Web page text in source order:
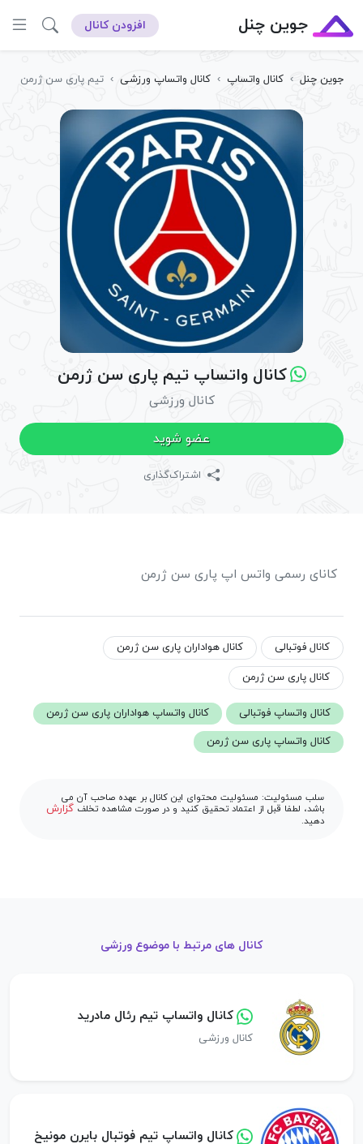
جوین چنل افزودن کانال
جوین چنل › کانال واتساپ › کانال واتساپ ورزشی › تیم پاری سن ژرمن
کانال واتساپ تیم پاری سن ژرمن
کانال ورزشی
عضو شوید
اشتراک‌گذاری
کانای رسمی واتس اپ پاری سن ژرمن
کانال فوتبالی کانال هواداران پاری سن ژرمن
کانال پاری سن ژرمن
کانال واتساپ فوتبالی
کانال واتساپ هواداران پاری سن ژرمن
کانال واتساپ پاری سن ژرمن
سلب مسئولیت: مسئولیت محتوای این کانال بر عهده صاحب آن می
باشد، لطفا قبل از اعتماد تحقیق کنید و در صورت مشاهده تخلف گزارش
دهید.
کانال های مرتبط با موضوع ورزشی
کانال واتساپ تیم رئال مادرید
کانال ورزشی
کانال واتساپ تیم فوتبال بایرن مونیخ